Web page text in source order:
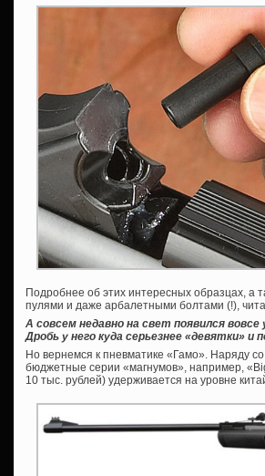
Подробнее об этих интересных образцах, а
пулями и даже арбалетными болтами (!),
А совсем недавно на свет появился
Дробь у него куда серьезнее «девятки» и
Но вернемся к пневматике «Гамо». Наряду
бюджетные серии «магнумов», например,
10 тыс. рублей) удерживается на уровне